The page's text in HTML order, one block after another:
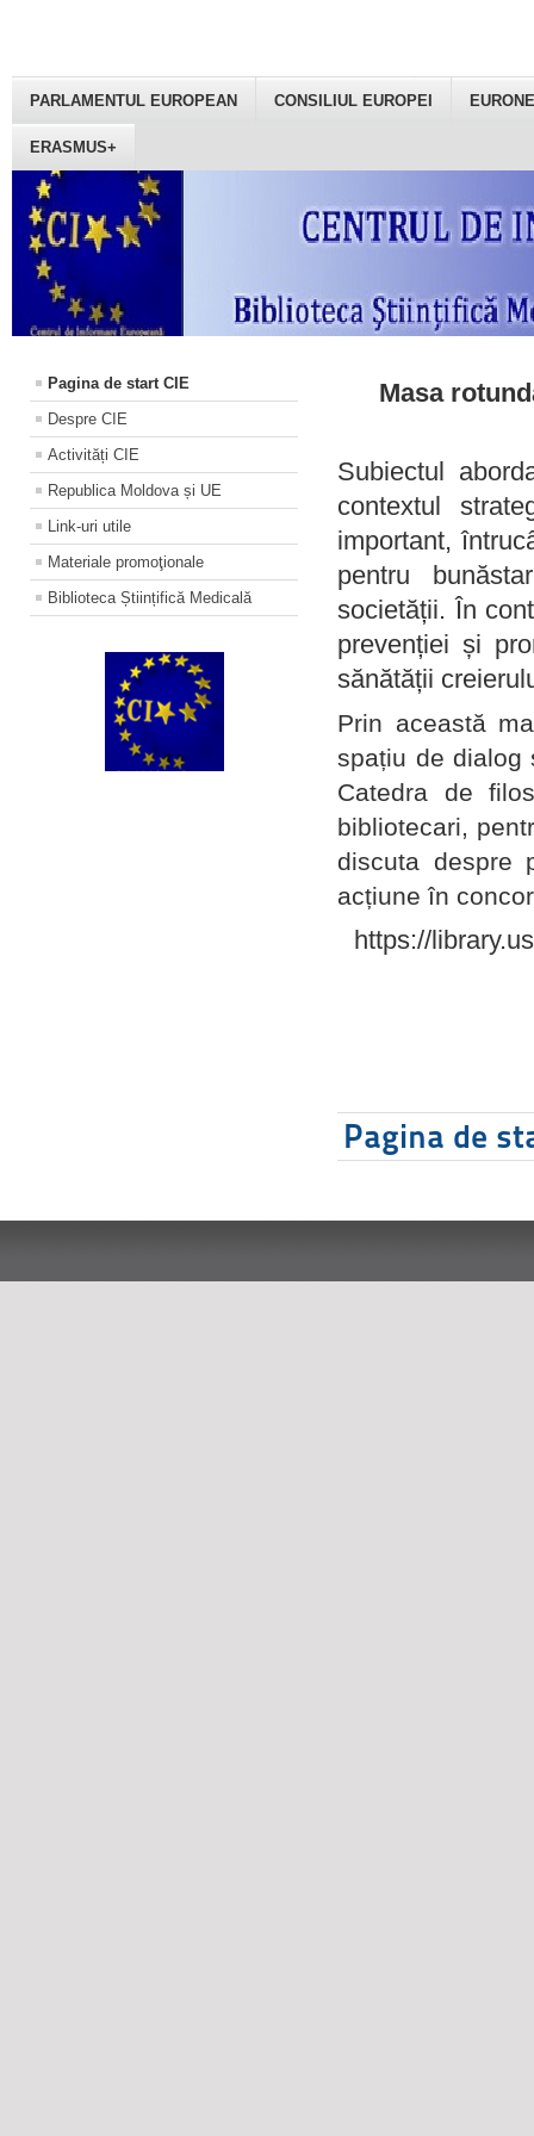
PARLAMENTUL EUROPEAN CONSILIUL EUROPEI
ERASMUS+
Pagina de start CIE
Despre CIE
Activități CIE
Republica Moldova și UE
Link-uri utile
Materiale promoţionale
Biblioteca Științifică Medicală
Masa
Subiectul
contextul
important,
pentru
societății. În
prevenției și
sănătății
Prin această
spațiu de dialog
Catedra de
bibliotecari,
discuta despre
acțiune în
https://
Pagina de